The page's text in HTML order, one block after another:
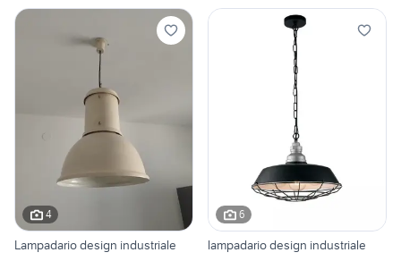
4
Lampadario design industriale
6
lampadario design industriale